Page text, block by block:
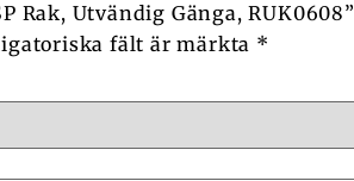
Rak, Utvändig Gänga, RUK0608”
fält är märkta *